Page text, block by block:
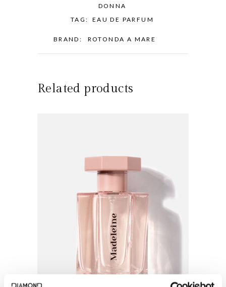
DONNA
TAG:
EAU DE PARFUM
BRAND: ROTONDA A MARE
Related products